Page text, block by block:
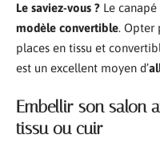
Le saviez-vous ? Le
modèle convertible. Opter
places en tissu et
est un excellent moyen d’
Embellir son salon
tissu ou cuir